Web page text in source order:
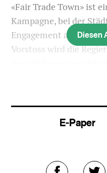
«Fair Trade Town» ist
Kampagne, bei der
Engagement
Vorstoss wird die
Beizen Fair-Trade-
Diesen
E-Paper